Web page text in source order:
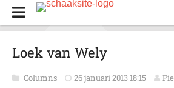
Loek van Wely
Columns 26 januari 2013 18:15